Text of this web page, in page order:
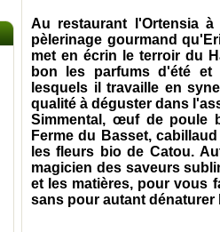
Au restaurant l'Ortensia
pèlerinage gourmand
met en écrin le terroir du
bon les parfums d'été
lesquels il travaille en
qualité à déguster dans
Simmental, œuf de poule
Ferme du Basset,
les fleurs bio de Catou.
magicien des saveurs
et les matières, pour vous
sans pour autant dénaturer